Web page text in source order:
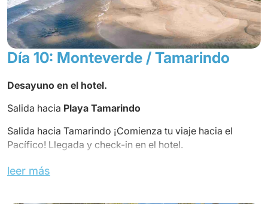
Día 10: Monteverde / Tamarindo
Desayuno en el hotel.
Salida hacia Playa Tamarindo
Salida hacia Tamarindo ¡Comienza tu viaje hacia el
Pacífico! Llegada y check-in en el hotel.
Almuerzo en el hotel en régimen de todo incluido.
leer más